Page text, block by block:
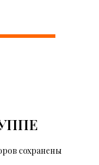
сохранены